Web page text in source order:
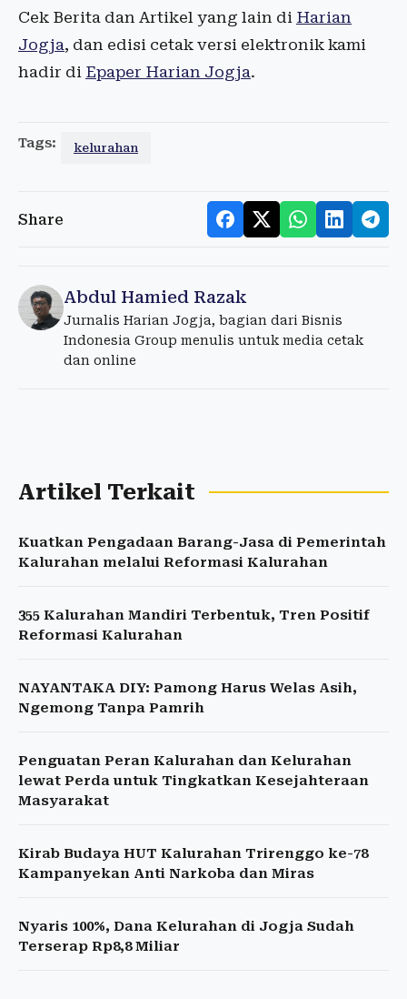
Cek Berita dan Artikel yang lain di Harian
Jogja, dan edisi cetak versi elektronik kami
hadir di Epaper Harian Jogja.
Tags: kelurahan
Share
Abdul Hamied Razak
Jurnalis Harian Jogja, bagian dari Bisnis
Indonesia Group menulis untuk media cetak
dan online
Artikel Terkait
Kuatkan Pengadaan Barang-Jasa di Pemerintah
Kalurahan melalui Reformasi Kalurahan
355 Kalurahan Mandiri Terbentuk, Tren Positif
Reformasi Kalurahan
NAYANTAKA DIY: Pamong Harus Welas Asih,
Ngemong Tanpa Pamrih
Penguatan Peran Kalurahan dan Kelurahan
lewat Perda untuk Tingkatkan Kesejahteraan
Masyarakat
Kirab Budaya HUT Kalurahan Trirenggo ke-78
Kampanyekan Anti Narkoba dan Miras
Nyaris 100%, Dana Kelurahan di Jogja Sudah
Terserap Rp8,8 Miliar